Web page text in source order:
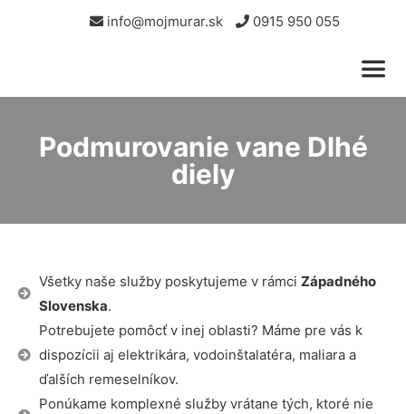
info@mojmurar.sk 0915 950 055
Podmurovanie vane Dlhé
diely
Všetky naše služby poskytujeme v rámci Západného
Slovenska.
Potrebujete pomôcť v inej oblasti? Máme pre vás k
dispozícii aj elektrikára, vodoinštalatéra, maliara a
ďalších remeselníkov.
Ponúkame komplexné služby vrátane tých, ktoré nie